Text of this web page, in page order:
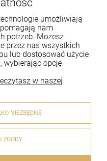
dostawa
prawa zastrzeżone.
Sklep internetowy
umożliwiają
nam
potrzeb. Możesz
przez nas wszystkich
lub dostosować użycie
wybierając opcję
w naszej
NIEZBĘDNE
ZGODY